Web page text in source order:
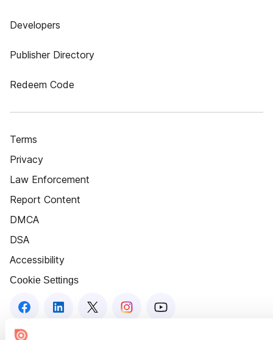
Developers
Publisher Directory
Redeem Code
Terms
Privacy
Law Enforcement
Report Content
DMCA
DSA
Accessibility
Cookie Settings